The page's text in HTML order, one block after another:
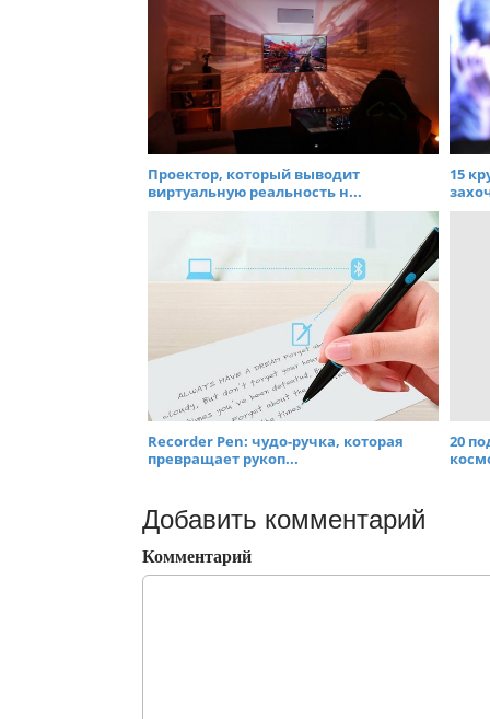
Проектор, который выводит
виртуальную реальность н...
15
Recorder Pen: чудо-ручка, которая
превращает рукоп...
20
Добавить комментарий
Комментарий